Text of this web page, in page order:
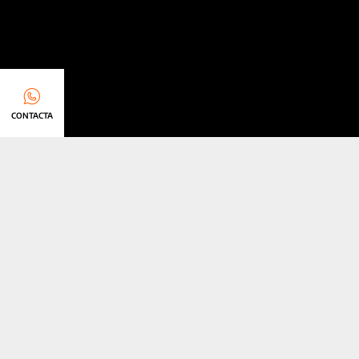
CONTACTA